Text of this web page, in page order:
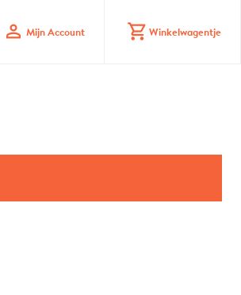
profile Mijn Account shopping_cart Winkelwagentje